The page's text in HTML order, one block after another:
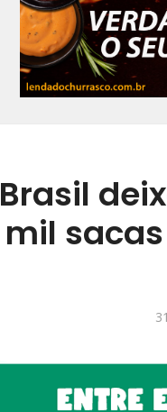
Brasil
mil